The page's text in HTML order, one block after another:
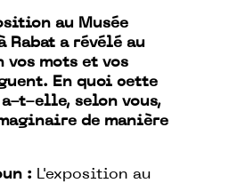
au Musée
Rabat a révélé au
vos mots et vos
En quoi cette
a-t-elle, selon vous,
de manière
: L'exposition au